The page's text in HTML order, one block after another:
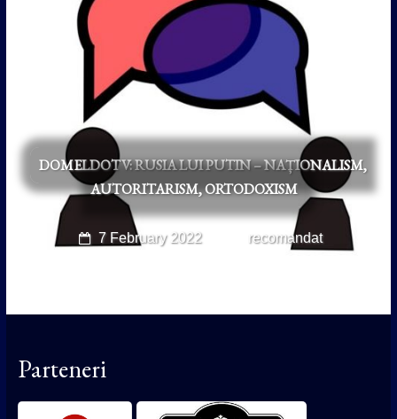
DOMELDOTV: RUSIA LUI PUTIN – NAȚIONALISM,
AUTORITARISM, ORTODOXISM
7 February 2022 recomandat
Parteneri